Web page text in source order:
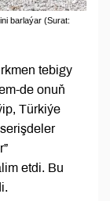
barlaýar (Surat:
tebigy
de onuň
Türkiýe
etdi. Bu